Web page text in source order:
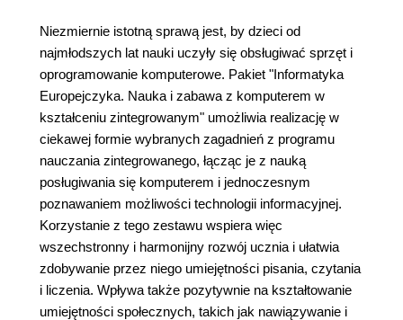
Niezmiernie istotną sprawą jest, by dzieci od
najmłodszych lat nauki uczyły się obsługiwać sprzęt i
oprogramowanie komputerowe. Pakiet "Informatyka
Europejczyka. Nauka i zabawa z komputerem w
kształceniu zintegrowanym" umożliwia realizację w
ciekawej formie wybranych zagadnień z programu
nauczania zintegrowanego, łącząc je z nauką
posługiwania się komputerem i jednoczesnym
poznawaniem możliwości technologii informacyjnej.
Korzystanie z tego zestawu wspiera więc
wszechstronny i harmonijny rozwój ucznia i ułatwia
zdobywanie przez niego umiejętności pisania, czytania
i liczenia. Wpływa także pozytywnie na kształtowanie
umiejętności społecznych, takich jak nawiązywanie i